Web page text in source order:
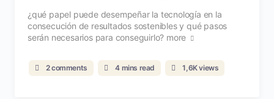
¿qué papel puede desempeñar la tecnología en la
consecución de resultados sostenibles y qué pasos
serán necesarios para conseguirlo? more
2 comments 4 mins read 1,6K views